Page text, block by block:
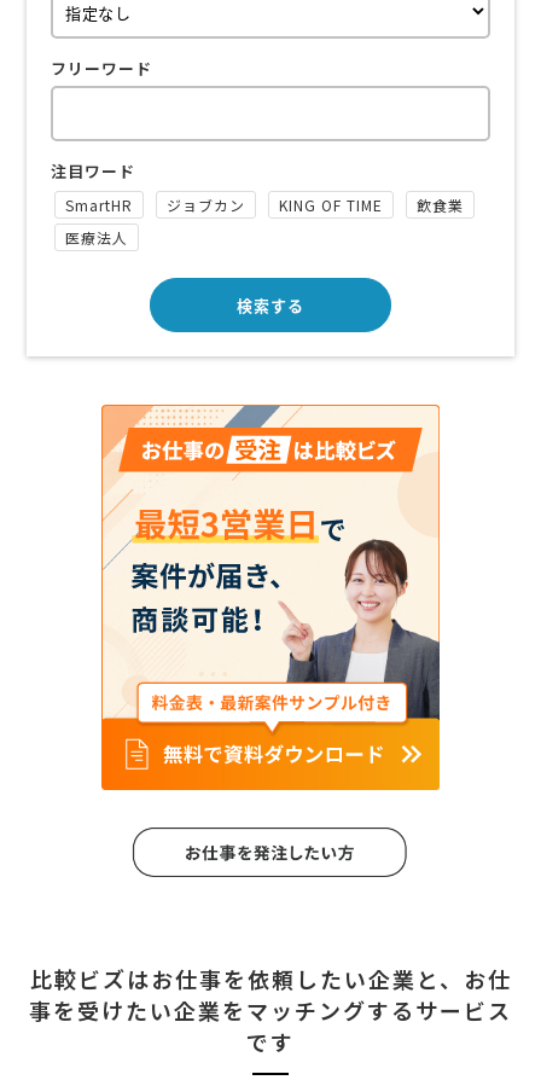
フリーワード
注目ワード
SmartHR ジョブカン KING OF TIME
飲食業
医療法人
比較ビズはお仕事を依頼したい企業と、 お仕
事を受けたい企業をマッチングするサービス
です